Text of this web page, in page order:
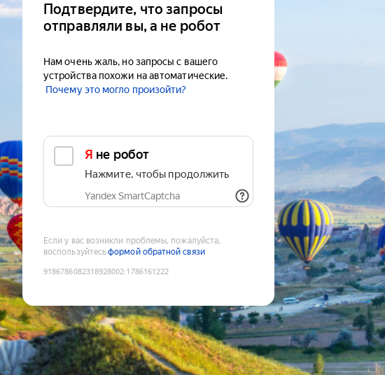
Подтвердите, что запросы
отправляли вы, а не робот
Нам очень жаль, но запросы с вашего
устройства похожи на автоматические.
Почему это могло произойти?
Я не робот
Нажмите, чтобы продолжить
Yandex SmartCaptcha
Если у вас возникли проблемы, пожалуйста,
воспользуйтесьформой обратной связи
9186786082318928002:1786161222